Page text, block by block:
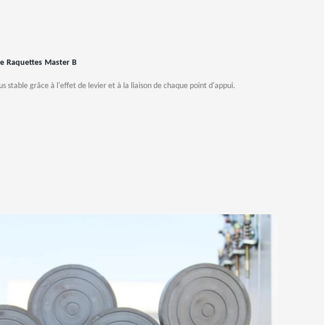
Raquettes Master B
stable grâce à l'effet de levier et à la liaison de chaque point d'appui.